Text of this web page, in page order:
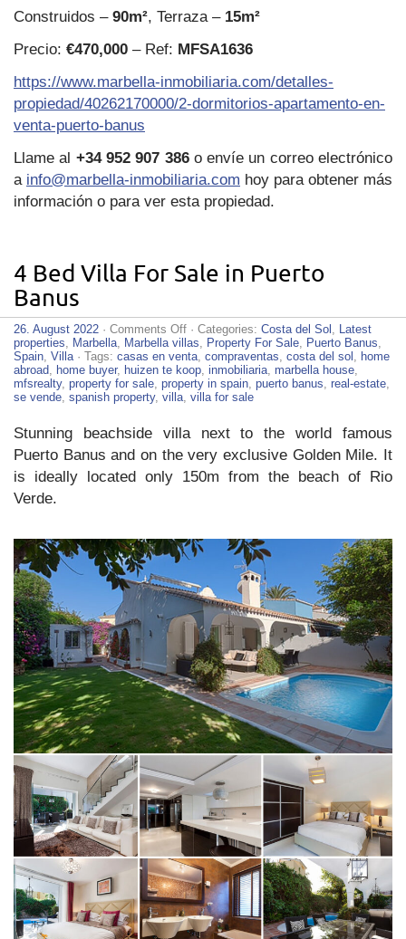
Construidos – 90m², Terraza – 15m²
Precio: €470,000 – Ref: MFSA1636
https://www.marbella-inmobiliaria.com/detalles-
propiedad/40262170000/2-dormitorios-apartamento-en-
venta-puerto-banus
Llame al +34 952 907 386o envíe un correo electrónico
a info@marbella-inmobiliaria.com hoy para obtener más
información o para ver esta propiedad.
4 Bed Villa For Sale in Puerto
Banus
26. August 2022 · Comments Offon
4
Bed
Villa
For
Sale
Banus
· Categories: Costa del Sol
Latest
properties
Marbella Marbella villas Property For Sale Puerto Banus
Spain Villa · Tags: casas en venta compraventas costa del sol
home
abroad
home buyer, huizen te koop inmobiliaria marbella house
mfsrealty, property for sale property in spain puerto banus real-estate
se vende spanish property, villa villa for sale
Stunning beachside villa next to the world famous
Puerto Banus and on the very exclusive Golden Mile. It
is ideally located only 150m from the beach of Rio
Verde.